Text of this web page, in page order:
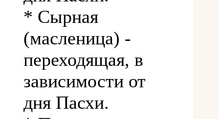
* Сырная
(масленица) -
переходящая, в
зависимости от
дня Пасхи.